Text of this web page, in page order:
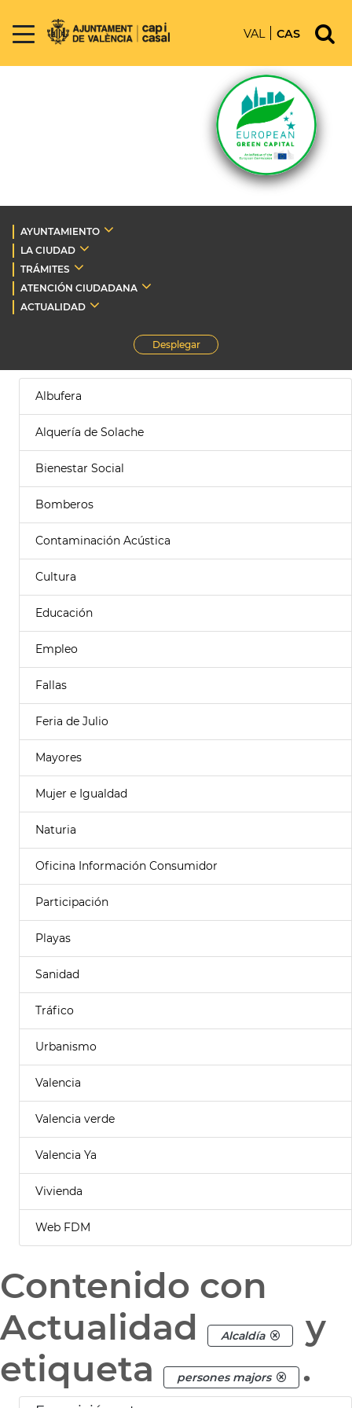
VAL CAS
AYUNTAMIENTO
LA CIUDAD
TRÁMITES
ATENCIÓN CIUDADANA
ACTUALIDAD
Desplegar
Albufera
Alquería de Solache
Bienestar Social
Bomberos
Contaminación Acústica
Cultura
Educación
Empleo
Fallas
Feria de Julio
Mayores
Mujer e Igualdad
Naturia
Oficina Información Consumidor
Participación
Playas
Sanidad
Tráfico
Urbanismo
Valencia
Valencia verde
Valencia Ya
Vivienda
Web FDM
Contenido con
Actualidad
Alcaldía
y
etiqueta
persones majors .